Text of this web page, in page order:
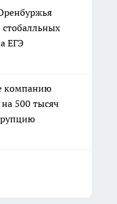
ЕГЭ
компанию
500 тысяч